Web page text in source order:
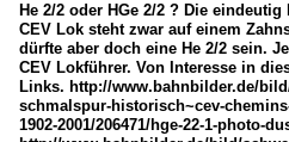
125 Jahre Rochers de
MGB Matterhorn Gotthard
FO Furka-Oberalp-Bahn
2019
2020
2020
He 2/2 oder HGe 2/2 ? Die eindeutig
CEV Lok steht zwar auf einem
dürfte aber doch eine He 2/2 sein.
CEV Lokführer. Von Interesse in
Links. http://www.bahnbilder.de/
schmalspur-historisch~cev-
1902-2001/206471/hge-22-1-photo-